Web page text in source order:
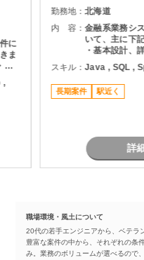
に
ま
要
調
,
勤務地：北海道
内 容：金融系業務シ
いて、主に下
・基本設計、
アプリケーシ
種試験対応 ・
ビュー ・リリ
スキル：Java , SQL ,
長期案件 駅近く
詳
職場環境・風土について
20代の若手エンジニアから、ベテラ
豊富な案件の中から、それぞれの条
み。業務のボリュームが選べるので